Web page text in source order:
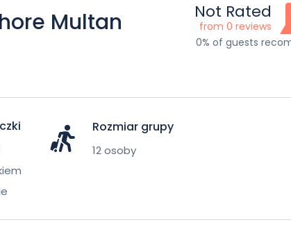
Multan
Not Rated
from 0 reviews
0% of guests
Rozmiar grupy
12 osoby